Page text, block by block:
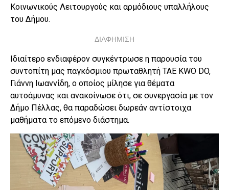
Κοινωνικούς Λειτουργούς και αρμόδιους υπαλλήλους
του Δήμου.
ΔΙΑΦΗΜΙΣΗ
Ιδιαίτερο ενδιαφέρον συγκέντρωσε η παρουσία του
συντοπίτη μας παγκόσμιου πρωταθλητή TAE KWO DO,
Γιάννη Ιωαννίδη, ο οποίος μίλησε για θέματα
αυτοάμυνας και ανακοίνωσε ότι, σε συνεργασία με τον
Δήμο Πέλλας, θα παραδώσει δωρεάν αντίστοιχα
μαθήματα το επόμενο διάστημα.